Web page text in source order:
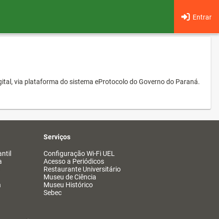
Entrar
via plataforma do sistema eProtocolo do Governo do Paraná.
Serviços
Configuração Wi-Fi UEL
Acesso a Periódicos
Restaurante Universitário
Museu de Ciência
Museu Histórico
Sebec